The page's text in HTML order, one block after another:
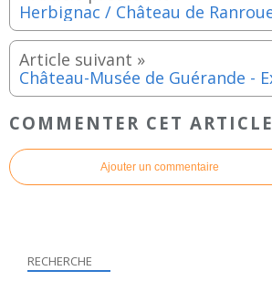
COMMENTER CET ARTICLE
Ajouter un commentaire
RECHERCHE